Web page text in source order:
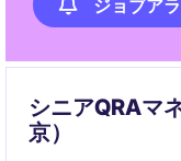
ジョブア
シニアQRAマ
京）